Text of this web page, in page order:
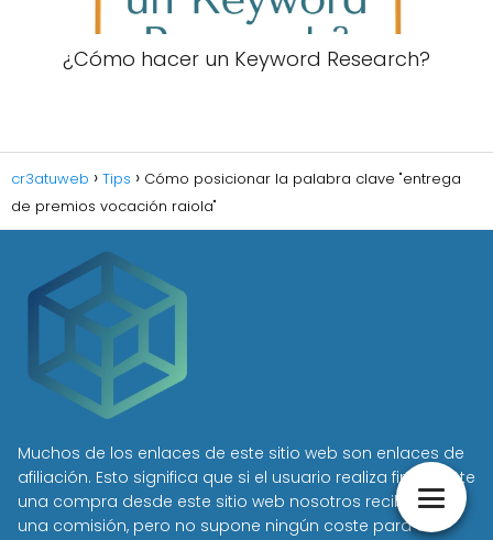
¿Cómo hacer un Keyword Research?
cr3atuweb Tips
Cómo posicionar la palabra clave "entrega
de premios vocación raiola"
Muchos de los enlaces de este sitio web son enlaces de
afiliación. Esto significa que si el usuario realiza finalmente
una compra desde este sitio web nosotros recibimos
una comisión, pero no supone ningún coste para el